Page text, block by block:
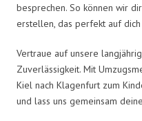
besprechen. So können wir
erstellen, das perfekt auf
Vertraue auf unsere
Zuverlässigkeit. Mit
Kiel nach Klagenfurt zum
und lass uns gemeinsam